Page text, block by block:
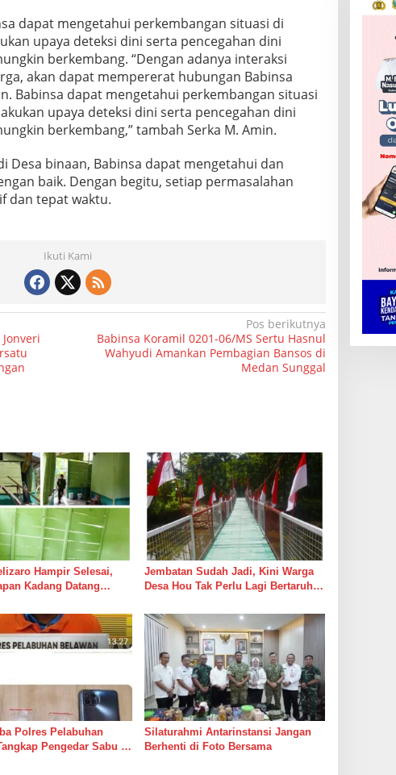
dapat mengetahui perkembangan situasi di
upaya deteksi dini serta pencegahan dini
berkembang. “Dengan adanya interaksi
akan dapat mempererat hubungan Babinsa
Babinsa dapat mengetahui perkembangan situasi
upaya deteksi dini serta pencegahan dini
berkembang,” tambah Serka M. Amin.
Desa binaan, Babinsa dapat mengetahui dan
baik. Dengan begitu, setiap permasalahan
dan tepat waktu.
Ikuti Kami
Pos berikutnya
Babinsa Koramil 0201-06/MS Sertu Hasnul
Wahyudi Amankan Pembagian Bansos di
Medan Sunggal
Hampir Selesai,
Kadang Datang
Jembatan Sudah Jadi, Kini Warga
Desa Hou Tak Perlu Lagi Bertaruh
Polres Pelabuhan
Pengedar Sabu di
Silaturahmi Antarinstansi Jangan
Berhenti di Foto Bersama